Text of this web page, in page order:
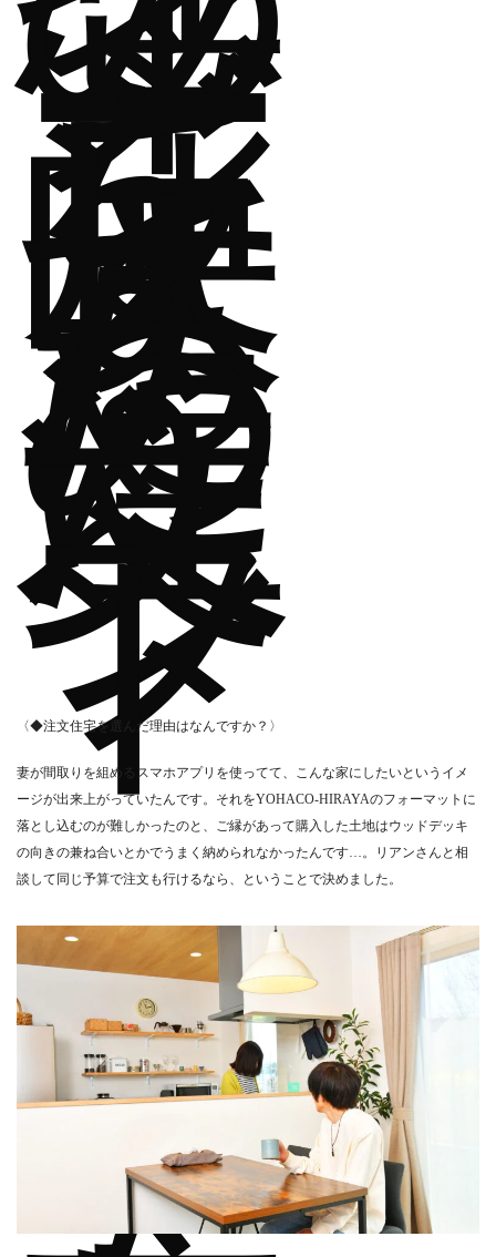
メ
ー
ジ
を
反
映
す
る
た
め
に
注
文
へ
シ
フ
ト
〈◆注文住宅を選んだ理由はなんですか？〉
妻が間取りを組めるスマホアプリを使ってて、こんな家にしたいというイメ
ージが出来上がっていたんです。それをYOHACO‐HIRAYAのフォーマットに
落とし込むのが難しかったのと、ご縁があって購入した土地はウッドデッキ
の向きの兼ね合いとかでうまく納められなかったんです…。リアンさんと相
談して同じ予算で注文も行けるなら、ということで決めました。